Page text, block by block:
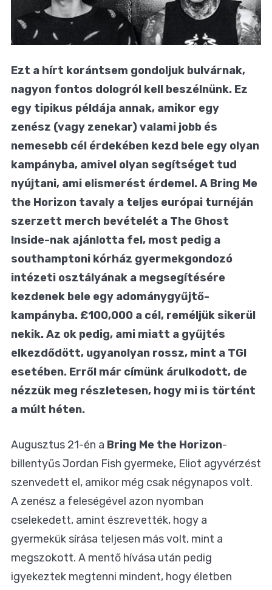
Ezt a hírt korántsem gondoljuk bulvárnak,
nagyon fontos dologról kell beszélnünk. Ez
egy tipikus példája annak, amikor egy
zenész (vagy zenekar) valami jobb és
nemesebb cél érdekében kezd bele egy olyan
kampányba, amivel olyan segítséget tud
nyújtani, ami elismerést érdemel. A Bring Me
the Horizon tavaly a teljes európai turnéján
szerzett merch bevételét a The Ghost
Inside-nak ajánlotta fel, most pedig a
southamptoni kórház gyermekgondozó
intézeti osztályának a megsegítésére
kezdenek bele egy adománygyűjtő-
kampányba. £100,000 a cél, reméljük sikerül
nekik. Az ok pedig, ami miatt a gyűjtés
elkezdődött, ugyanolyan rossz, mint a TGI
esetében. Erről már címünk árulkodott, de
nézzük meg részletesen, hogy mi is történt
a múlt héten.
Augusztus 21-én a Bring Me the Horizon-
billentyűs Jordan Fish gyermeke, Eliot agyvérzést
szenvedett el, amikor még csak négynapos volt.
A zenész a feleségével azon nyomban
cselekedett, amint észrevették, hogy a
gyermekük sírása teljesen más volt, mint a
megszokott. A mentő hívása után pedig
igyekeztek megtenni mindent, hogy életben